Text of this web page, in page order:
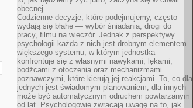
obecnej.
Codzienne decyzje, które podejmujemy, często
wydają się błahe — wybór śniadania, drogi do
pracy, filmu na wieczór. Jednak z perspektywy
psychologii każda z nich jest drobnym elementem
większego systemu, w którym jednostka
konfrontuje się z własnymi nawykami, lękami,
bodźcami z otoczenia oraz mechanizmami
poznawczymi, które kierują jej reakcjami. To, co dla
jednych jest świadomym planowaniem, dla innych
może być automatycznym odruchem powtarzanym
od lat. Psychologowie zwracają uwagę na to, jak